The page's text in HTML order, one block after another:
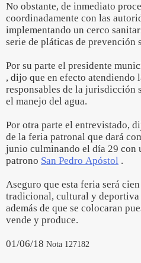
No obstante, de inmediato
coordinadamente con las
implementando un cerco
serie de pláticas de prevención
Por su parte el presidente
, dijo que en efecto atendiendo
responsables de la jurisdicción
el manejo del agua.
Por otra parte el entrevistado,
de la feria patronal que dará
junio culminando el día 29 con
patrono San Pedro Apóstol .
Aseguro que esta feria será
tradicional, cultural y deportiva
además de que se colocaran
vende y produce.
01/06/18 Nota 127182